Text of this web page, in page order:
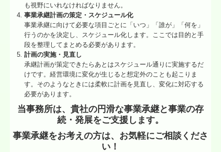
も視野にいれなければなりません。
事業承継計画の策定・スケジュール化
事業承継に向けて必要な項目ごとに「いつ」「誰が」「何を」
行うのかを決定し、スケジュール化します。ここでは目的と手
段を整理してまとめる必要があります。
計画の実施・見直し
承継計画が策定できたらあとはスケジュール通りに実施するだ
けです。経営環境に変化が生じると想定外のことも起こりま
す。そのようなときには柔軟に計画を見直し、変化に対応する
必要があります。
当事務所は、貴社の円滑な事業承継と事業の存
続・発展をご支援します。
事業承継をお考えの方は、お気軽にご相談くださ
い！